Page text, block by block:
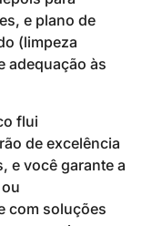
e plano de
(limpeza
adequação às
flui
de excelência
e você garante a
com soluções